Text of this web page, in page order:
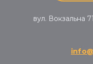
вул. Вокзальна